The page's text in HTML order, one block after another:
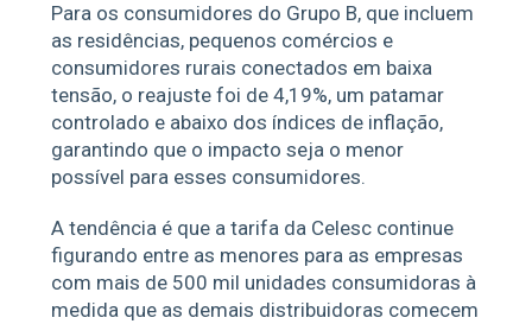
Para os consumidores do Grupo B, que incluem
as residências, pequenos comércios e
consumidores rurais conectados em baixa
tensão, o reajuste foi de 4,19%, um patamar
controlado e abaixo dos índices de inflação,
garantindo que o impacto seja o menor
possível para esses consumidores.
A tendência é que a tarifa da Celesc continue
figurando entre as menores para as empresas
com mais de 500 mil unidades consumidoras à
medida que as demais distribuidoras comecem